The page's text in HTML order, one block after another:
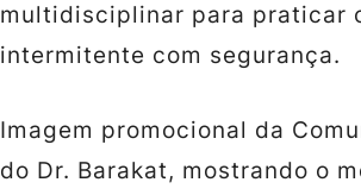
multidisciplinar para praticar
intermitente com segurança.
Imagem promocional da
do Dr. Barakat, mostrando o